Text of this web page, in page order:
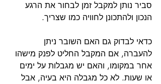
סביר נותן למקבל זמן לבחור את הרגע
הנכון ולהתכונן לחוויה כמו שצריך.
כדאי לבדוק גם האם השובר ניתן
להעברה, אם המקבל החליט לפנק מישהו
אחר במקומו, והאם יש מגבלות על ימים
או שעות. לא כל מגבלה היא בעיה, אבל